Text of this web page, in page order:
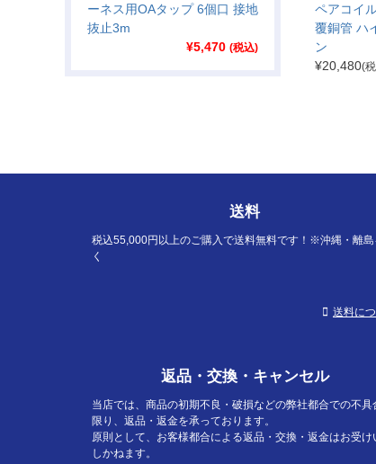
ーネス用OAタップ 6個口 接地
抜止3m
¥5,470 (税込)
ペアコイ
覆銅管 ハ
ン
¥20,480(
送料
税込55,000円以上のご購入で送料無料です！※沖縄・離島
く
送料に
返品・交換・キャンセル
当店では、商品の初期不良・破損などの弊社都合での不具
限り、返品・返金を承っております。
原則として、お客様都合による返品・交換・返金はお受け
しかねます。